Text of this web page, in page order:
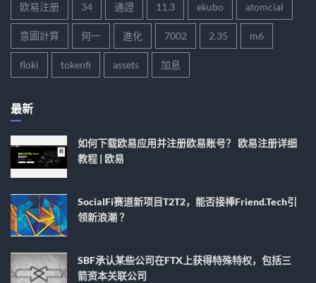
欧易注册 34 通證 11.3 ekubo atomcial
意圖計算 何一 進化 7002 2.35 m6
floki tokenfi assets 加息
最新
如何下载欧易应用并注册欧易账号？ 欧易注册详细
教程 | 欧易
SocialFi赛道新项目T2T2，能否接棒Friend.tech引
领新浪潮 ？
SBF承认某些公司在FTX上获得特殊特权，包括三
箭资本关联公司